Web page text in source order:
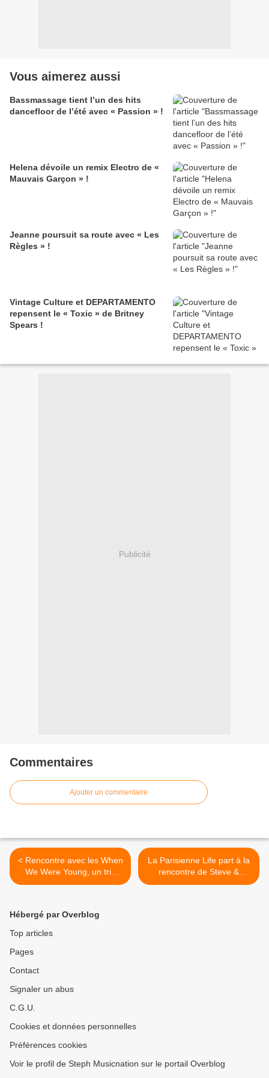
Vous aimerez aussi
Bassmassage tient l’un des hits
dancefloor de l’été avec « Passion » !
Helena dévoile un remix Electro de «
Mauvais Garçon » !
Jeanne poursuit sa route avec « Les
Règles » !
Vintage Culture et DEPARTAMENTO
repensent le « Toxic » de Britney
Spears !
Publicité
Commentaires
Ajouter un commentaire
< Rencontre avec les When
We Were Young, un trio
féminin au top du top !
La Parisienne Life part à la
rencontre de Steve &
Anthon >
Hébergé par Overblog
Top articles
Pages
Contact
Signaler un abus
C.G.U.
Cookies et données personnelles
Préférences cookies
Voir le profil de Steph Musicnation sur le portail Overblog